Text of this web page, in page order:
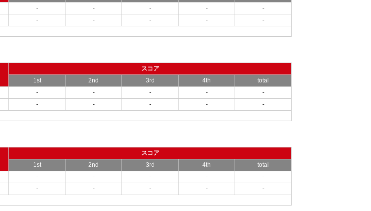
- - - -
-
- - - - -
スコア
1st
2nd 3rd 4th total
- - - -
-
- - - - -
スコア
1st
2nd 3rd 4th total
- - - -
-
- - - - -